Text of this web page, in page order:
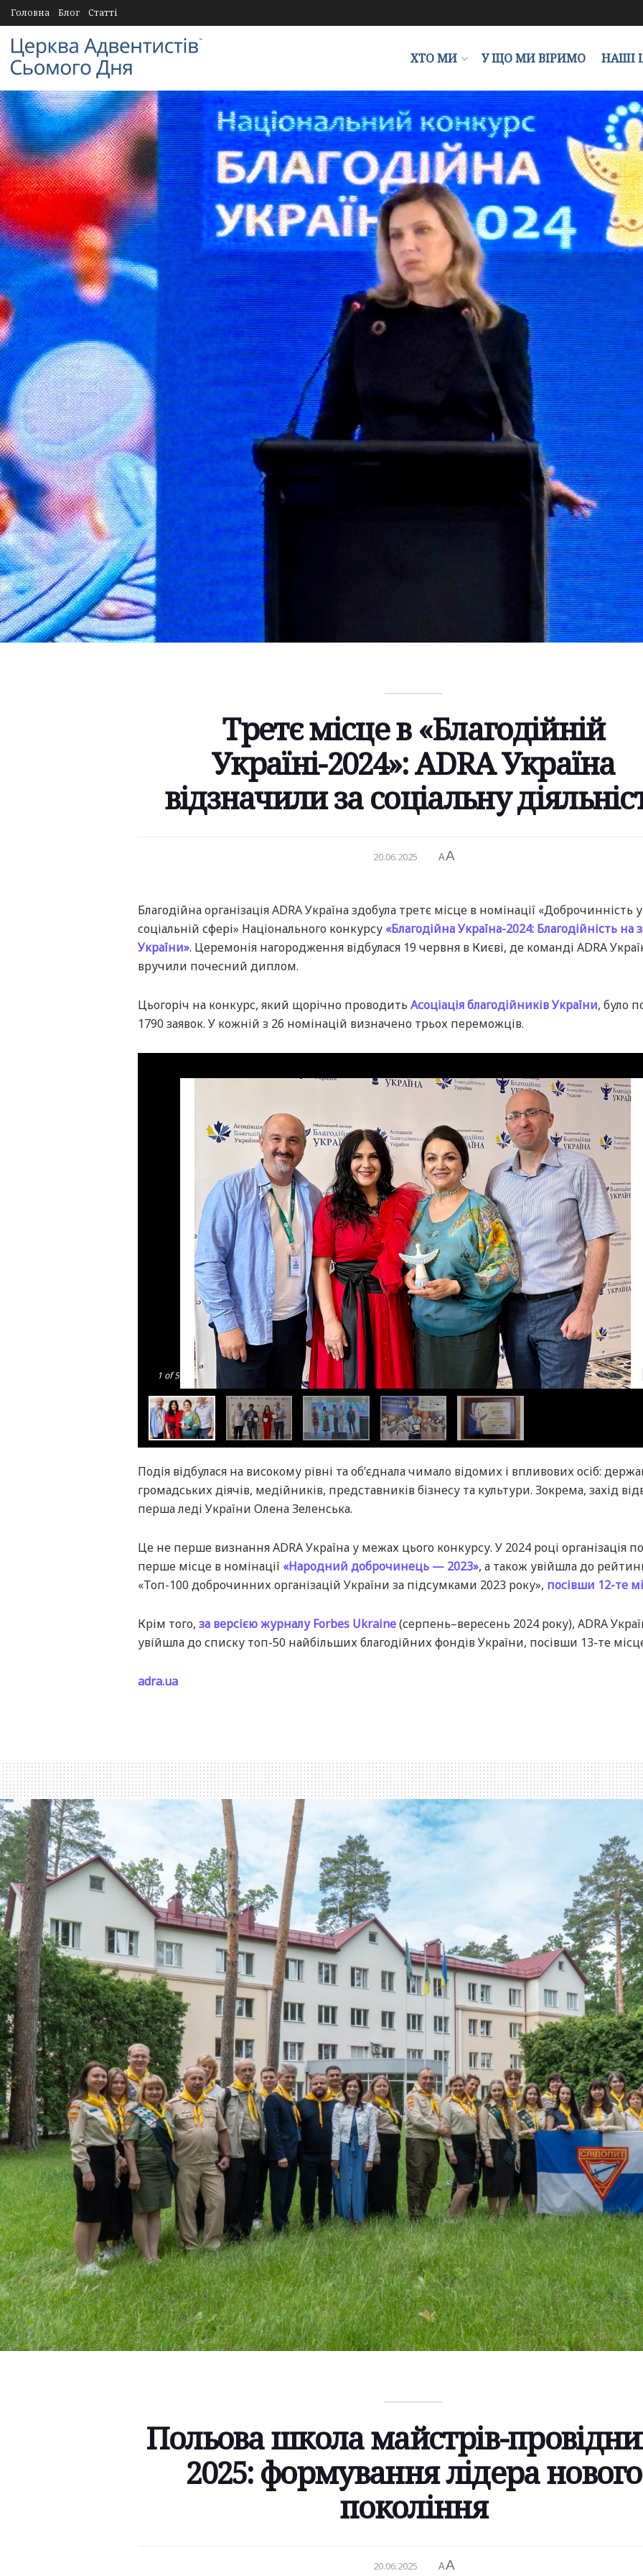
Головна Блог Статті
ХТО МИ У ЩО МИ ВІРИМО НАШІ
Третє місце в «Благодійній
Україні-2024»: ADRA Україна
відзначили за соціальну
20.06.2025 AA
Благодійна організація ADRA Україна здобула третє місце в номінації «Доброчинність у
соціальній сфері» Національного конкурсу «Благодійна Україна-2024: Благодійність на
України». Церемонія нагородження відбулася 19 червня в Києві, де команді ADRA
вручили почесний диплом.
Цьогоріч на конкурс, який щорічно проводить Асоціація благодійників України, було
1790 заявок. У кожній з 26 номінацій визначено трьох переможців.
1 of 5
Подія відбулася на високому рівні та об’єднала чимало відомих і впливових осіб:
громадських діячів, медійників, представників бізнесу та культури. Зокрема, захід
перша леді України Олена Зеленська.
Це не перше визнання ADRA Україна у межах цього конкурсу. У 2024 році організація
перше місце в номінації «Народний доброчинець — 2023», а також увійшла до
«Топ-100 доброчинних організацій України за підсумками 2023 року», посівши 12-те
Крім того, за версією журналу Forbes Ukraine(серпень–вересень 2024 року), ADRA
увійшла до списку топ-50 найбільших благодійних фондів України, посівши 13-те
adra.ua
Польова школа майстрів-
2025: формування лідера нового
покоління
20.06.2025 AA